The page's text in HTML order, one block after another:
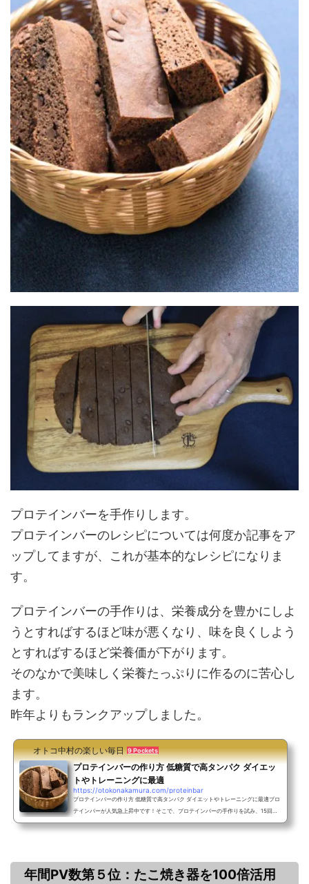
プロテインバーを手作りします。
プロテインバーのレシピについては何度か記事をア
ップしてますが、これが基本的なレシピになりま
す。
プロテインバーの手作りは、栄養成分を豊かにしよ
うとすればするほど味が悪くなり、味を良くしよう
とすればするほど栄養価が下がります。
そのなかで美味しく栄養たっぷりに作るのに苦心し
ます。
昨年よりもランクアップしました。
オトコ中村の楽しい毎日 9 Pockets
プロテインバーの作り方 低糖質で高タンパク ダイエッ
トやトレーニングに最適
https://otokonakamura.com/proteinbar
プロテインバーの作り方 低糖質で高タンパク ダイエットやトレーニングに最適プロ
テインバーが人気急上昇中です！そこで、プロテインバーの手作りを試み、15回の
試作を経て、やっとの事で美味しく簡単なレシピが完成しました。なかなか美味し
でしょう。https://www.youtube.com/watch?v=oOZwZ9C6N...
年間PV数第５位：たこ焼き器を100倍活用